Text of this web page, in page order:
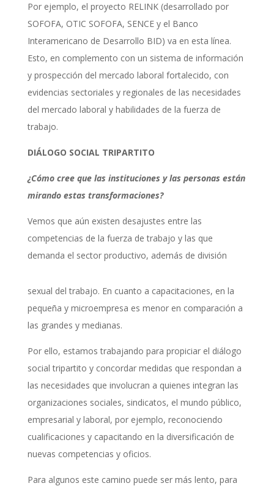
Por ejemplo, el proyecto RELINK (desarrollado por
SOFOFA, OTIC SOFOFA, SENCE y el Banco
Interamericano de Desarrollo BID) va en esta línea.
Esto, en complemento con un sistema de información
y prospección del mercado laboral fortalecido, con
evidencias sectoriales y regionales de las necesidades
del mercado laboral y habilidades de la fuerza de
trabajo.
DIÁLOGO SOCIAL TRIPARTITO
¿Cómo cree que las instituciones y las personas están
mirando estas transformaciones?
Vemos que aún existen desajustes entre las
competencias de la fuerza de trabajo y las que
demanda el sector productivo, además de división
sexual del trabajo. En cuanto a capacitaciones, en la
pequeña y microempresa es menor en comparación a
las grandes y medianas.
Por ello, estamos trabajando para propiciar el diálogo
social tripartito y concordar medidas que respondan a
las necesidades que involucran a quienes integran las
organizaciones sociales, sindicatos, el mundo público,
empresarial y laboral, por ejemplo, reconociendo
cualificaciones y capacitando en la diversificación de
nuevas competencias y oficios.
Para algunos este camino puede ser más lento, para